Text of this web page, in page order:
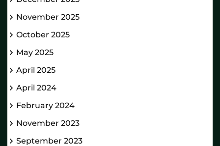
November 2025
October 2025
May 2025
April 2025
April 2024
February 2024
November 2023
September 2023